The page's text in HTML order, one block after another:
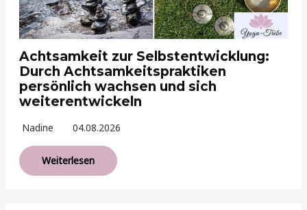
Achtsamkeit zur Selbstentwicklung:
Durch Achtsamkeitspraktiken
persönlich wachsen und sich
weiterentwickeln
Nadine 04.08.2026
Weiterlesen